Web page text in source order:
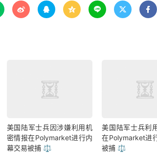
     
美国陆军士兵因涉嫌利用机
密情报在Polymarket进行内
幕交易被捕 ⚖️
美国陆军士兵利
在Polymarket进
被捕 ⚖️